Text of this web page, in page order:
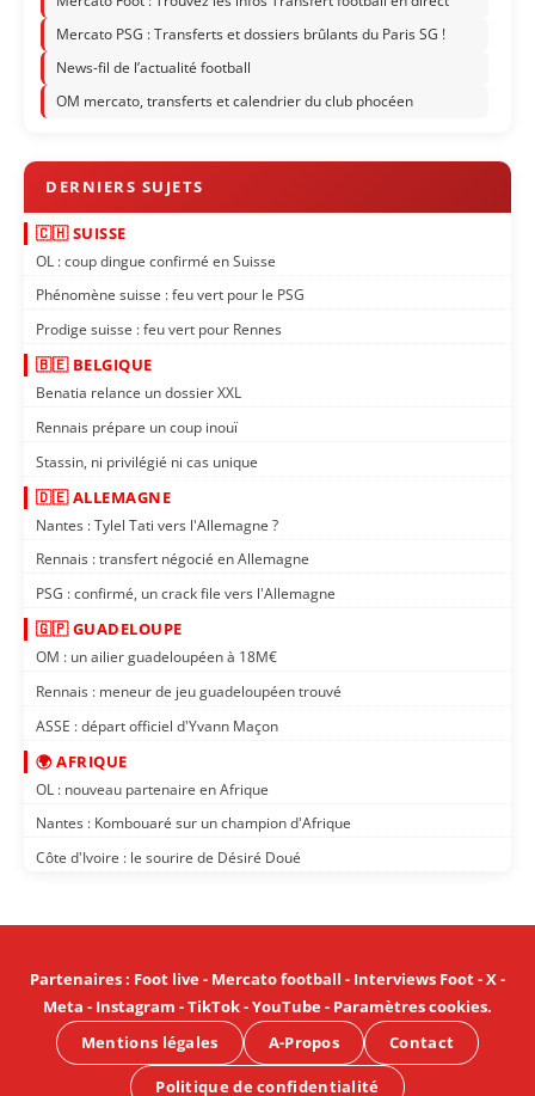
Mercato PSG : Transferts et dossiers brûlants du Paris SG !
News-fil de l’actualité football
OM mercato, transferts et calendrier du club phocéen
🇨🇭 SUISSE
OL : coup dingue confirmé en Suisse
Phénomène suisse : feu vert pour le PSG
Prodige suisse : feu vert pour Rennes
🇧🇪 BELGIQUE
Benatia relance un dossier XXL
Rennais prépare un coup inouï
Stassin, ni privilégié ni cas unique
🇩🇪 ALLEMAGNE
Nantes : Tylel Tati vers l'Allemagne ?
Rennais : transfert négocié en Allemagne
PSG : confirmé, un crack file vers l'Allemagne
🇬🇵 GUADELOUPE
OM : un ailier guadeloupéen à 18M€
Rennais : meneur de jeu guadeloupéen trouvé
ASSE : départ officiel d'Yvann Maçon
🌍 AFRIQUE
OL : nouveau partenaire en Afrique
Nantes : Kombouaré sur un champion d'Afrique
Côte d'Ivoire : le sourire de Désiré Doué
Partenaires: Foot live- Mercato football - Interviews Foot-X-
Meta - Instagram -TikTok-YouTube- Paramètres cookies.
Mentions légales
A-Propos Contact
Politique de confidentialité